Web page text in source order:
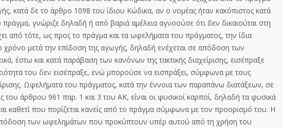
κατά δε το άρθρο 1098 του ίδιου Κώδικα, αν ο νομέας ήταν κακόπιστος κατά
γνώριζε δηλαδή ή από βαριά αμέλεια αγνοούσε ότι δεν δικαιούται στη
από τότε, ως προς το πράγμα και τα ωφελήματα του πράγματος, την ίδια
χρόνο μετά την επίδοση της αγωγής, δηλαδή ενέχεται σε απόδοση των
έστω και κατά παράβαση των κανόνων της τακτικής διαχείρισης, εισέπραξε
του δεν εισέπραξε, ενώ μπορούσε να εισπράξει, σύμφωνα με τους
Ωφελήματα του πράγματος, κατά την έννοια των παραπάνω διατάξεων, σε
του άρθρου 961 παρ. 1 και 3 του ΑΚ, είναι οι φυσικοί καρποί, δηλαδή τα φυσικά
καθετί που πορίζεται κανείς από το πράγμα σύμφωνα με τον προορισμό του. Η
των ωφελημάτων που προκύπτουν υπέρ αυτού από τη χρήση του